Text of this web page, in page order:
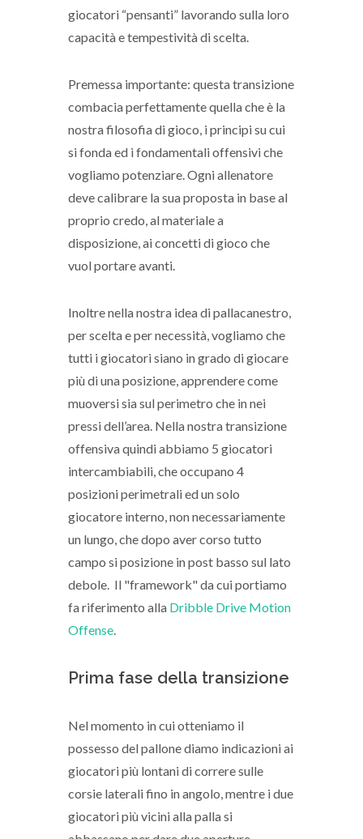
giocatori “pensanti” lavorando sulla loro
capacità e tempestività di scelta.
Premessa importante: questa transizione
combacia perfettamente quella che è la
nostra filosofia di gioco, i principi su cui
si fonda ed i fondamentali offensivi che
vogliamo potenziare. Ogni allenatore
deve calibrare la sua proposta in base al
proprio credo, al materiale a
disposizione, ai concetti di gioco che
vuol portare avanti.
Inoltre nella nostra idea di pallacanestro,
per scelta e per necessità, vogliamo che
tutti i giocatori siano in grado di giocare
più di una posizione, apprendere come
muoversi sia sul perimetro che in nei
pressi dell’area. Nella nostra transizione
offensiva quindi abbiamo 5 giocatori
intercambiabili, che occupano 4
posizioni perimetrali ed un solo
giocatore interno, non necessariamente
un lungo, che dopo aver corso tutto
campo si posizione in post basso sul lato
debole. Il "framework" da cui portiamo
fa riferimento alla Dribble Drive Motion
Offense
Prima fase della transizione
Nel momento in cui otteniamo il
possesso del pallone diamo indicazioni ai
giocatori più lontani di correre sulle
corsie laterali fino in angolo, mentre i due
giocatori più vicini alla palla si